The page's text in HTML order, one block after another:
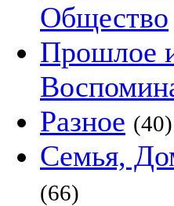
Общество
Прошлое
Разное (40)
Семья,
(66)